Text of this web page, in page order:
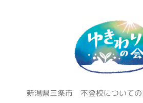
新潟県三条市 不登校について